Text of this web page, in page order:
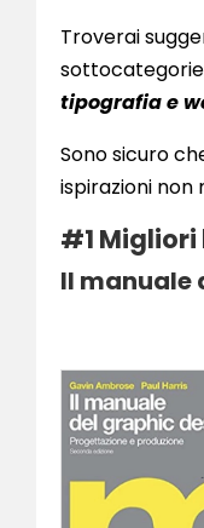
Troverai
tipografia e
Sono sicuro
ispirazioni
#1
Il manuale